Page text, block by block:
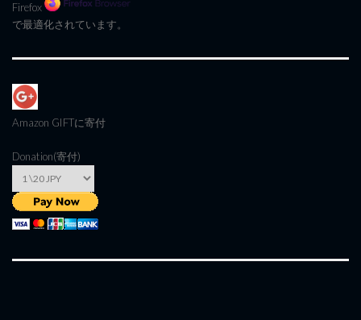
Firefox
で最適化されています。
Amazon GIFTに寄付
Donation(寄付)